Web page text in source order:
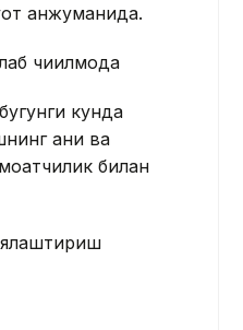
анжуманида.
чиқилмоқда
кунда
аниқ ва
билан